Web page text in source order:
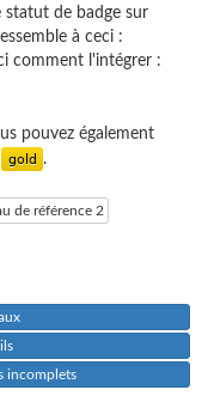
statut de badge sur
à ceci :
comment l'intégrer :
pouvez également
.
de référence 2
incomplets